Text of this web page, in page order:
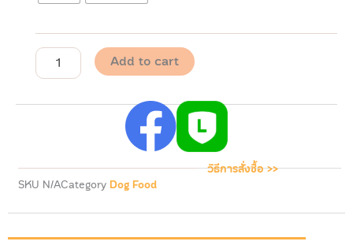
สติก
อาหาร
สุนัข
ข้าว
กล้อง
Add to cart
SKU N/ACategory Dog Food
วิธีการสั่งซื้อ >>